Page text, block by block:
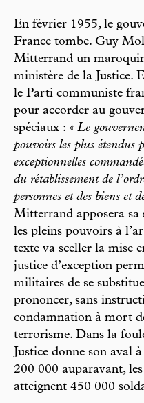
En février 1955, le
France tombe. Guy
Mitterrand un
ministère de la Justice.
le Parti communiste
pour accorder au
spéciaux : « Le
pouvoirs les plus étendus
exceptionnelles
du rétablissement de
personnes et des biens et
Mitterrand apposera sa
les pleins pouvoirs à
texte va sceller la mise
justice d’exception
militaires de se
prononcer, sans
condamnation à mort
terrorisme. Dans la
Justice donne son aval
200 000 auparavant,
atteignent 450 000